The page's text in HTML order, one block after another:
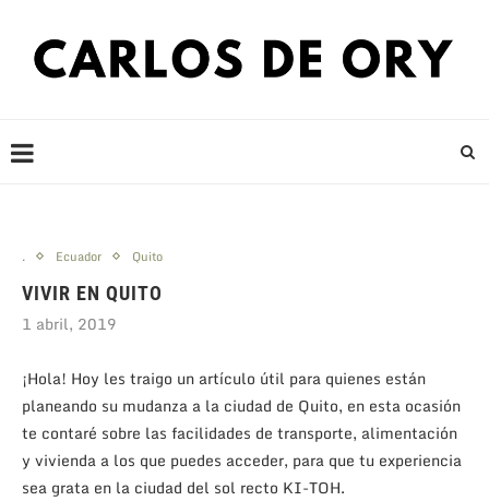
. Ecuador Quito
VIVIR EN QUITO
1 abril, 2019
¡Hola! Hoy les traigo un artículo útil para quienes están
planeando su mudanza a la ciudad de Quito, en esta ocasión
te contaré sobre las facilidades de transporte, alimentación
y vivienda a los que puedes acceder, para que tu experiencia
sea grata en la ciudad del sol recto KI-TOH.